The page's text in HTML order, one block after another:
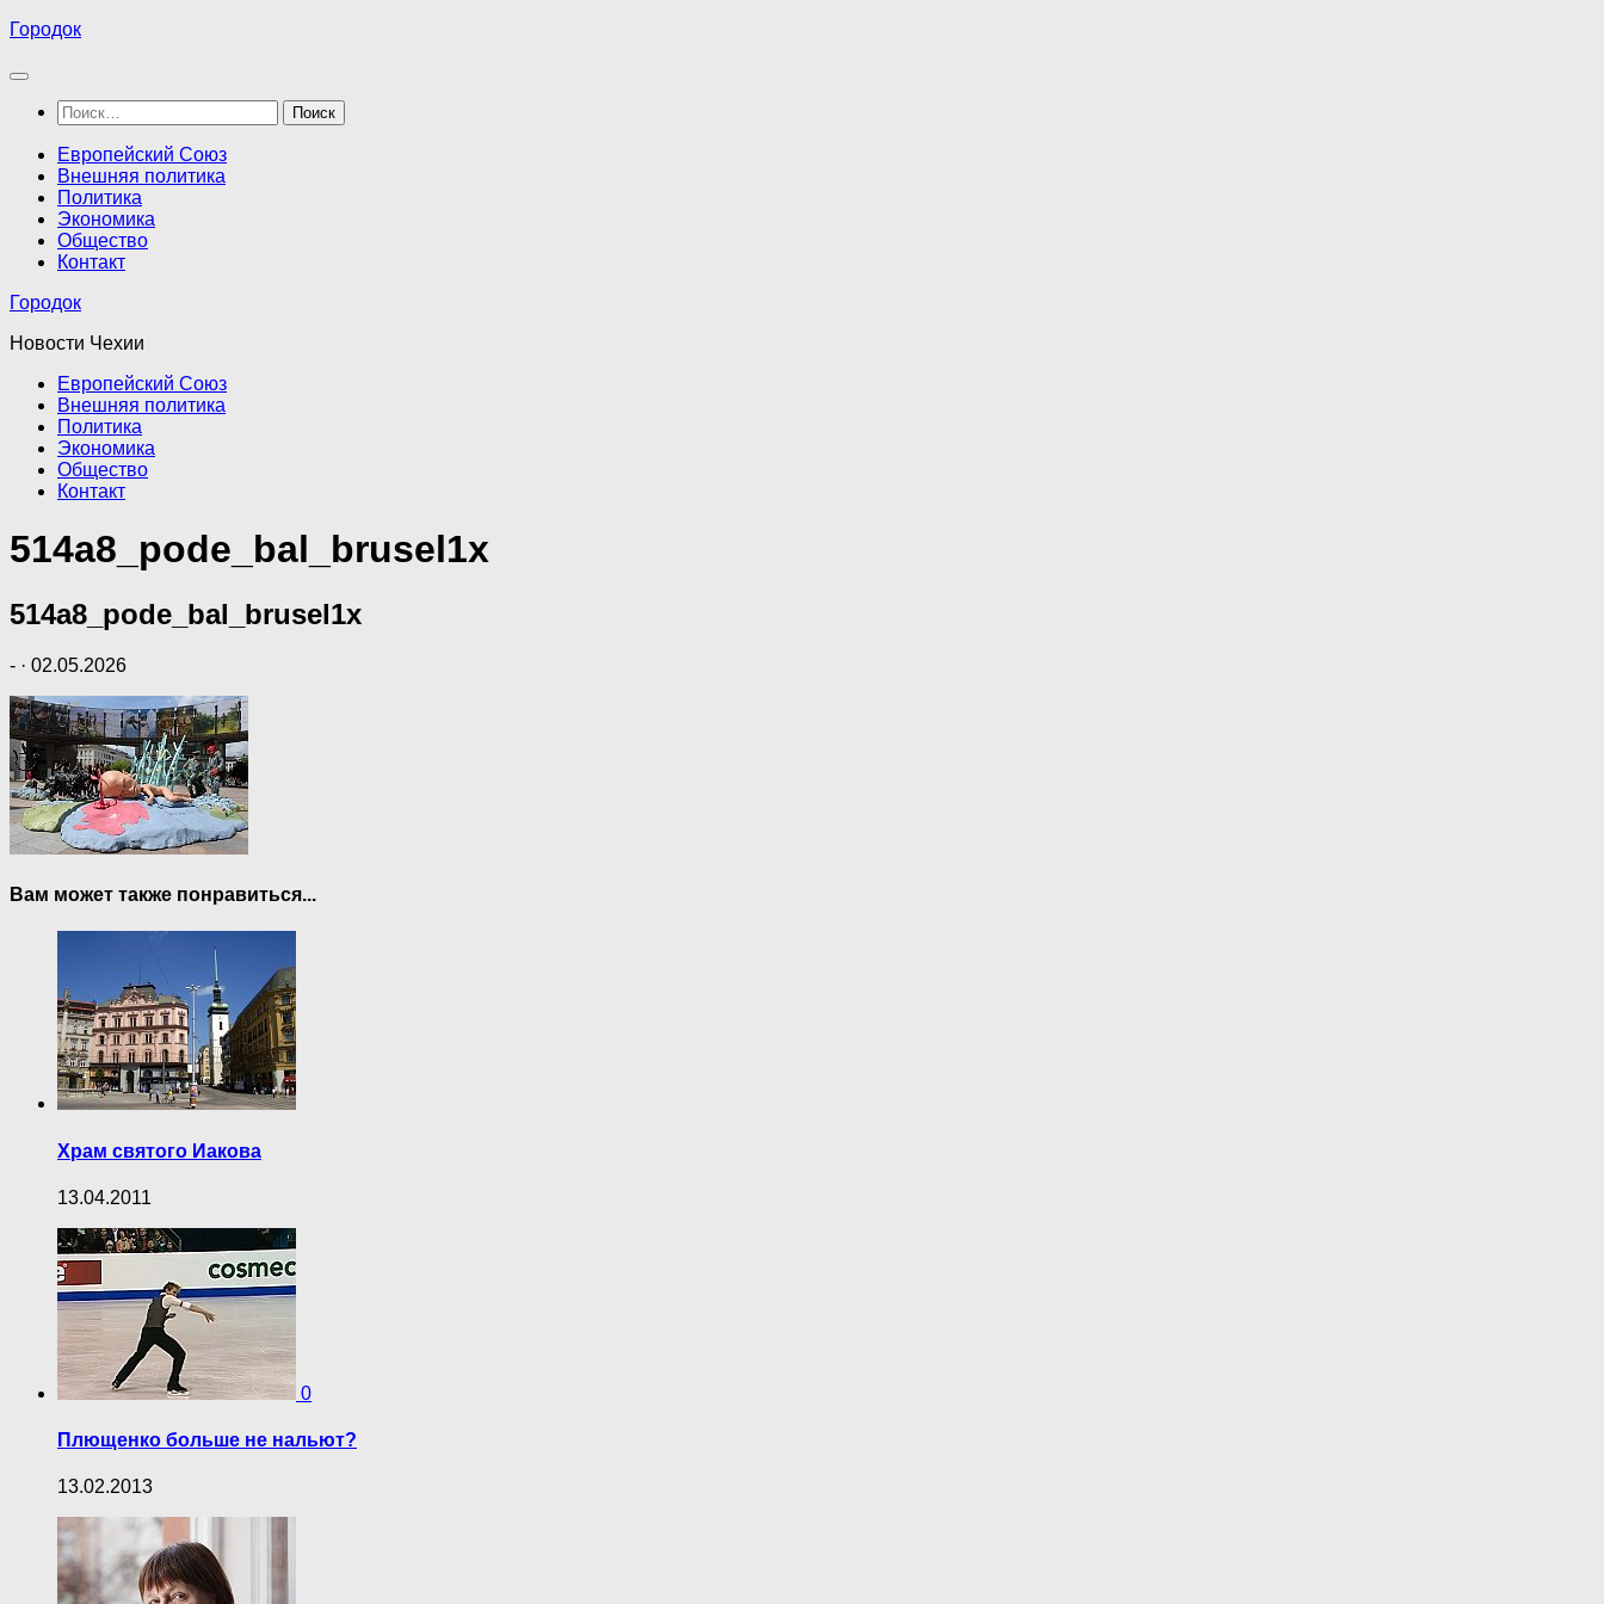
Перейти
содержимому
Городок
Найти:
Европейский Союз
Внешняя политика
Политика
Экономика
Общество
Контакт
Городок
Новости Чехии
Европейский Союз
Внешняя политика
Политика
Экономика
Общество
Контакт
514a8_pode_bal_brusel1x
514a8_pode_bal_brusel1x
- · 02.05.2026
Вам может также понравиться...
Храм святого Иакова
13.04.2011
0
Плющенко больше не нальют?
13.02.2013